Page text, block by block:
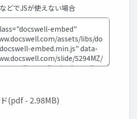
どでJSが使えない場合
(pdf - 2.98MB)